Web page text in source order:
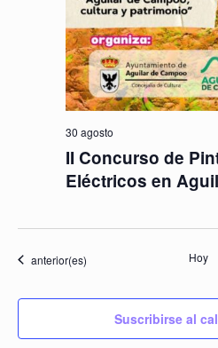
II Concurso de
Eléctricos en
30 agosto
Eventos
anterior(es) Hoy
Suscribirse al